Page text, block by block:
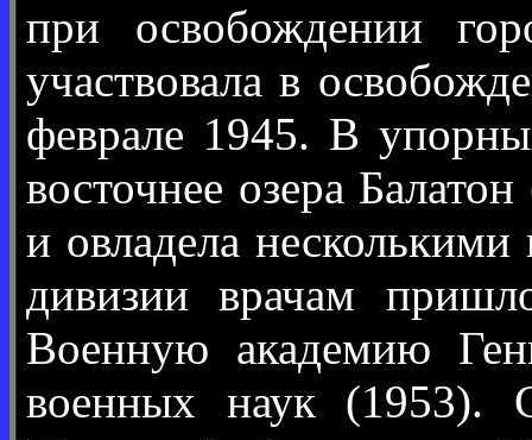
при освобождении
участвовала в
феврале 1945. В
восточнее озера
и овладела
дивизии врачам
Военную академию
военных наук (1953).